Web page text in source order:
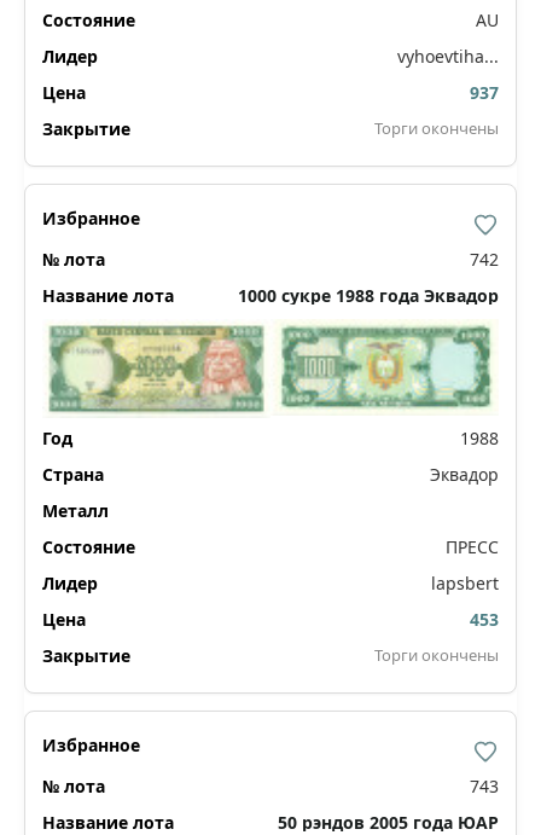
AU
vyhoevtiha...
937
Торги окончены
742
1000 сукре 1988 года Эквадор
1988
Эквадор
ПРЕСС
lapsbert
453
Торги окончены
743
50 рэндов 2005 года ЮАР